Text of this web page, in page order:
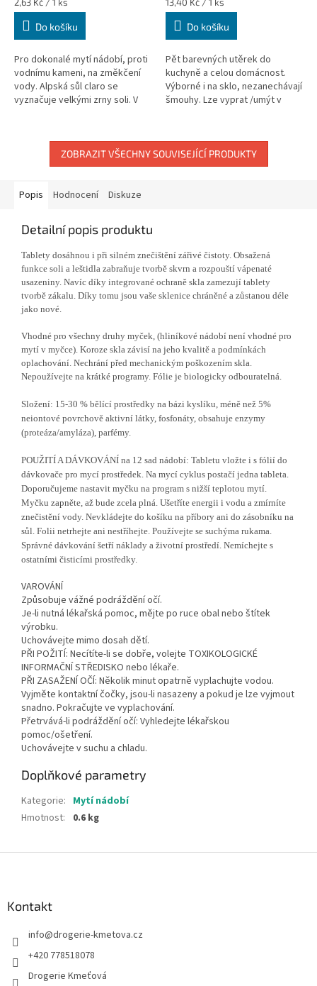
cena:
Do košíku
Pro dokonalé mytí nádobí, proti
vodnímu kameni, na změkčení
vody. Alpská sůl claro se
vyznačuje velkými zrny soli. V
cena:
Do košíku
Pět barevných utěrek do
kuchyně a celou domácnost.
Výborné i na sklo, nezanechávají
šmouhy. Lze vyprat /umýt v
ZOBRAZIT VŠECHNY SOUVISEJÍCÍ PRODUKTY
Popis Hodnocení Diskuze
Detailní popis produktu
Tablety dosáhnou i při silném znečištění zářivé čistoty. Obsažená
funkce soli a leštidla zabraňuje tvorbě skvrn a rozpouští vápenaté
usazeniny. Navíc díky integrované ochraně skla zamezují tablety
tvorbě zákalu. Díky tomu jsou vaše sklenice chráněné a zůstanou déle
jako nové.
Vhodné pro všechny druhy myček, (hliníkové nádobí není vhodné pro
mytí v myčce). Koroze skla závisí na jeho kvalitě a podmínkách
oplachování. Nechrání před mechanickým poškozením skla.
Nepoužívejte na krátké programy. Fólie je biologicky odbouratelná.
Složení: 15-30 % bělící prostředky na bázi kyslíku, méně než 5%
neiontové povrchově aktivní látky, fosfonáty, obsahuje enzymy
(proteáza/amyláza), parfémy.
POUŽITÍ A DÁVKOVÁNÍ na 12 sad nádobí: Tabletu vložte i s fólií do
dávkovače pro mycí prostředek. Na mycí cyklus postačí jedna tableta.
Doporučujeme nastavit myčku na program s nižší teplotou mytí.
Myčku zapněte, až bude zcela plná. Ušetříte energii i vodu a zmírníte
znečistění vody. Nevkládejte do košíku na příbory ani do zásobníku na
sůl. Folii netrhejte ani nestříhejte. Používejte se suchýma rukama.
Správné dávkování šetří náklady a životní prostředí. Nemíchejte s
ostatními čisticími prostředky.
VAROVÁNÍ
Způsobuje vážné podráždění očí.
Je-li nutná lékařská pomoc, mějte po ruce obal nebo štítek
výrobku.
Uchovávejte mimo dosah dětí.
PŘI POŽITÍ: Necítíte-li se dobře, volejte TOXIKOLOGICKÉ
INFORMAČNÍ STŘEDISKO nebo lékaře.
PŘI ZASAŽENÍ OČÍ: Několik minut opatrně vyplachujte vodou.
Vyjměte kontaktní čočky, jsou-li nasazeny a pokud je lze vyjmout
snadno. Pokračujte ve vyplachování.
Přetrvává-li podráždění očí: Vyhledejte lékařskou
pomoc/ošetření.
Uchovávejte v suchu a chladu.
Doplňkové parametry
Kategorie: Mytí nádobí
Hmotnost: 0.6 kg
Kontakt
info@drogerie-kmetova.cz
+420 778518078
Drogerie Kmeťová